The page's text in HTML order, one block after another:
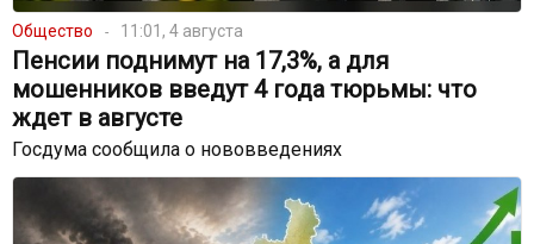
Общество 11:01, 4 августа
Пенсии поднимут на 17,3%, а для
мошенников введут 4 года тюрьмы: что
ждет в августе
Госдума сообщила о нововведениях